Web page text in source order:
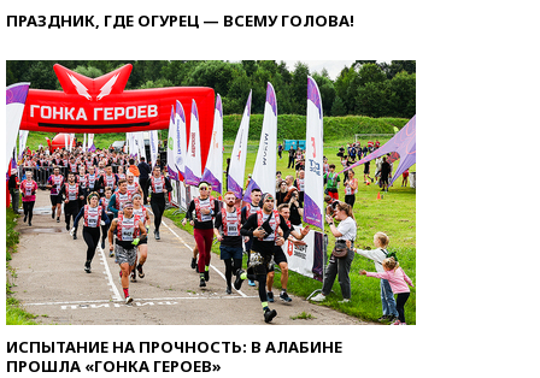
ПРАЗДНИК, ГДЕ ОГУРЕЦ — ВСЕМУ ГОЛОВА!
ИСПЫТАНИЕ НА ПРОЧНОСТЬ: В АЛАБИНЕ
ПРОШЛА «ГОНКА ГЕРОЕВ»